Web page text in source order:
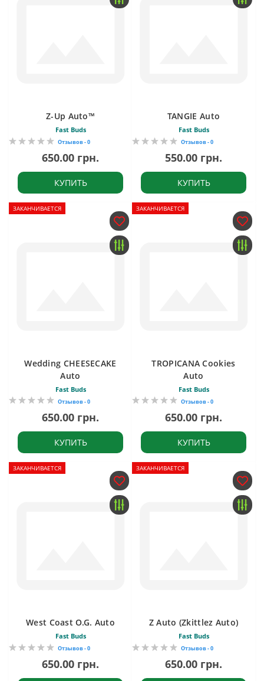
Z-Up Auto™
Fast Buds
Отзывов - 0
650.00 грн.
КУПИТЬ
TANGIE Auto
Fast Buds
Отзывов - 0
550.00 грн.
КУПИТЬ
ЗАКАНЧИВАЕТСЯ
Wedding CHEESECAKE
Auto
Fast Buds
Отзывов - 0
650.00 грн.
КУПИТЬ
ЗАКАНЧИВАЕТСЯ
TROPICANA Cookies
Auto
Fast Buds
Отзывов - 0
650.00 грн.
КУПИТЬ
ЗАКАНЧИВАЕТСЯ
West Coast O.G. Auto
Fast Buds
Отзывов - 0
650.00 грн.
ЗАКАНЧИВАЕТСЯ
Z Auto (Zkittlez Auto)
Fast Buds
Отзывов - 0
650.00 грн.